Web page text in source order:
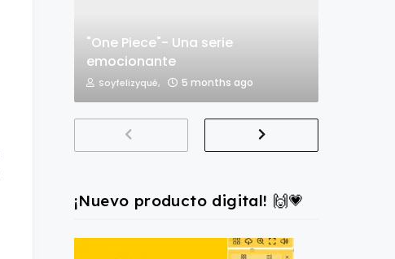
"One Piece"- Una serie
emocionante
Soyfelizyqué, 5 months ago
¡Nuevo producto digital! 🙌💗